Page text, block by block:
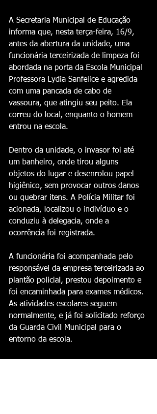
A Secretaria Municipal de Educação
informa que, nesta terça-feira, 16/9,
antes da abertura da unidade, uma
funcionária terceirizada de limpeza foi
abordada na porta da Escola Municipal
Professora Lydia Sanfelice e agredida
com uma pancada de cabo de
vassoura, que atingiu seu peito. Ela
correu do local, enquanto o homem
entrou na escola.
Dentro da unidade, o invasor foi até
um banheiro, onde tirou alguns
objetos do lugar e desenrolou papel
higiênico, sem provocar outros danos
ou quebrar itens. A Polícia Militar foi
acionada, localizou o indivíduo e o
conduziu à delegacia, onde a
ocorrência foi registrada.
A funcionária foi acompanhada pelo
responsável da empresa terceirizada ao
plantão policial, prestou depoimento e
foi encaminhada para exames médicos.
As atividades escolares seguem
normalmente, e já foi solicitado reforço
da Guarda Civil Municipal para o
entorno da escola.